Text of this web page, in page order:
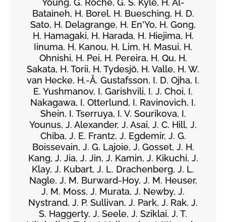
Young, G. Roche, G. S. Kyle, H. Al-
Bataineh, H. Borel, H. Buesching, H. D.
Sato, H. Delagrange, H. En'Yo, H. Gong,
H. Hamagaki, H. Harada, H. Hiejima, H.
Iinuma, H. Kanou, H. Lim, H. Masui, H.
Ohnishi, H. Pei, H. Pereira, H. Qu, H.
Sakata, H. Torii, H. Tydesjö, H. Valle, H. W.
van Hecke, H.-Å. Gustafsson, I. D. Ojha, I.
E. Yushmanov, I. Garishvili, I. J. Choi, I.
Nakagawa, I. Otterlund, I. Ravinovich, I.
Shein, I. Tserruya, I. V. Sourikova, I.
Younus, J. Alexander, J. Asai, J. C. Hill, J.
Chiba, J. E. Frantz, J. Egdemir, J. G.
Boissevain, J. G. Lajoie, J. Gosset, J. H.
Kang, J. Jia, J. Jin, J. Kamin, J. Kikuchi, J.
Klay, J. Kubart, J. L. Drachenberg, J. L.
Nagle, J. M. Burward-Hoy, J. M. Heuser,
J. M. Moss, J. Murata, J. Newby, J.
Nystrand, J. P. Sullivan, J. Park, J. Rak, J.
S. Haggerty, J. Seele, J. Sziklai, J. T.